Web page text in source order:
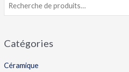
Catégories
Céramique